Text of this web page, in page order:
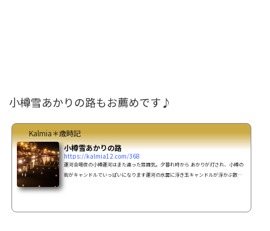
小樽雪あかりの路もお薦めです♪
Kalmia＊歳時記
小樽雪あかりの路
https://kalmia12.com/368
運河会場夜の小樽運河はまた違った雰囲気。夕暮れ時から あかりが灯され、小樽の
街がキャンドルでいっぱいになります運河の水面に浮き玉キャンドルが浮かぶ散策